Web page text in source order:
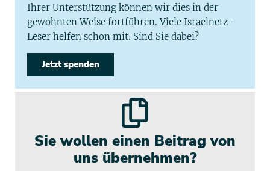
Ihrer Unterstützung können wir dies in der
gewohnten Weise fortführen. Viele Israelnetz-
Leser helfen schon mit. Sind Sie dabei?
Jetzt spenden
Sie wollen einen Beitrag von
uns übernehmen?